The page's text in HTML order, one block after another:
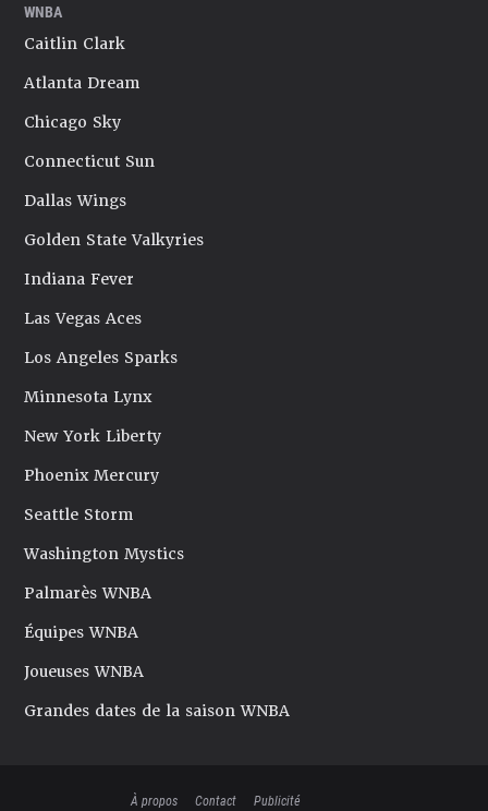
WNBA
Caitlin Clark
Atlanta Dream
Chicago Sky
Connecticut Sun
Dallas Wings
Golden State Valkyries
Indiana Fever
Las Vegas Aces
Los Angeles Sparks
Minnesota Lynx
New York Liberty
Phoenix Mercury
Seattle Storm
Washington Mystics
Palmarès WNBA
Équipes WNBA
Joueuses WNBA
Grandes dates de la saison WNBA
À propos Contact Publicité